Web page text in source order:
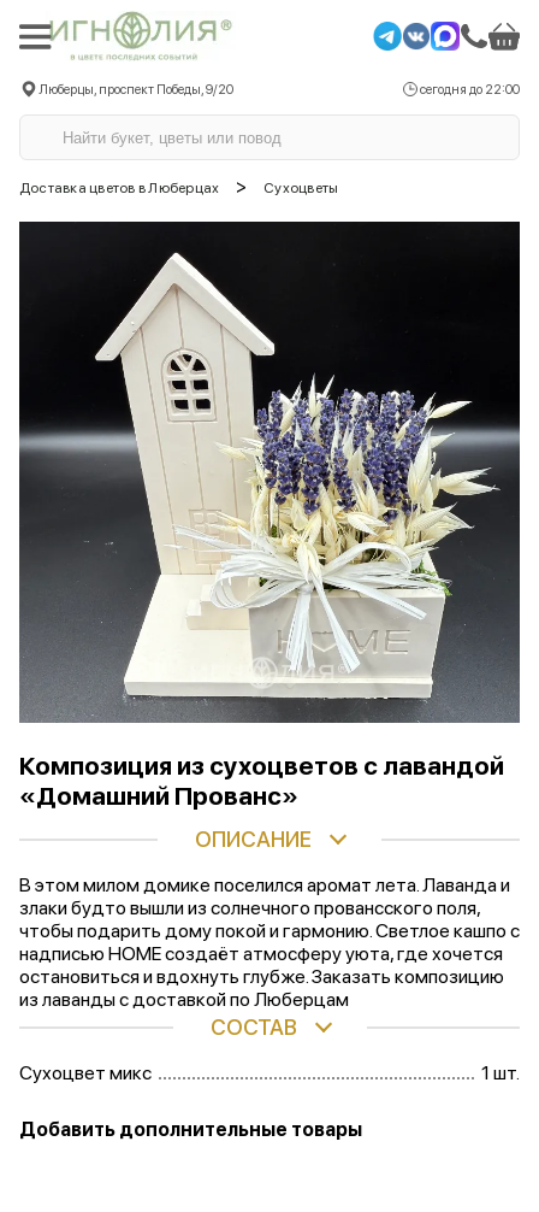
Люберцы, проспект Победы, 9/20 сегодня до 22:00
Доставка цветов в Люберцах > Сухоцветы
Композиция из сухоцветов с лавандой
«Домашний Прованс»
ОПИСАНИЕ
В этом милом домике поселился аромат лета. Лаванда и
злаки будто вышли из солнечного провансского поля,
чтобы подарить дому покой и гармонию. Светлое кашпо с
надписью HOME создаёт атмосферу уюта, где хочется
остановиться и вдохнуть глубже. Заказать композицию
из лаванды с доставкой по Люберцам
СОСТАВ
Сухоцвет микс 1 шт.
Добавить дополнительные товары